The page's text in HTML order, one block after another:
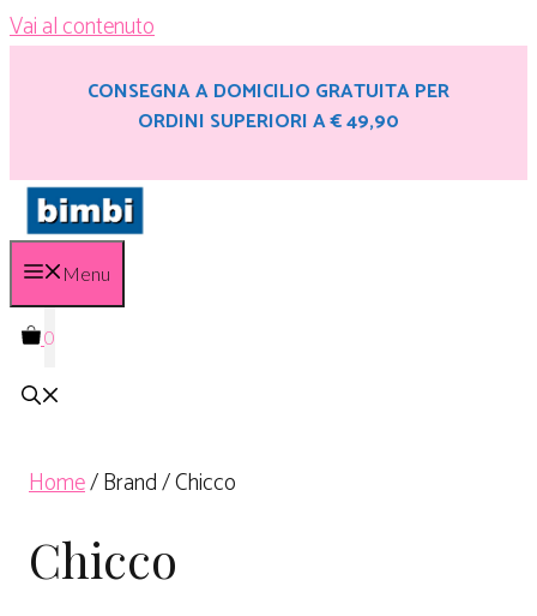
Vai al contenuto
CONSEGNA A DOMICILIO GRATUITA PER
ORDINI SUPERIORI A € 49,90
Menu
0
Home/ Brand / Chicco
Chicco